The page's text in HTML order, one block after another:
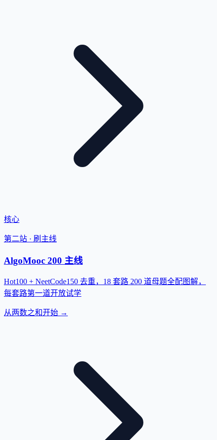
核心
第二站 · 刷主线
AlgoMooc 200 主线
Hot100 + NeetCode150 去重，18 套路 200 道母题全配图解，
每套路第一道开放试学
从两数之和开始 →